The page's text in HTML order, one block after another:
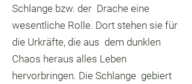
Schlange bzw. der Drache eine
wesentliche Rolle. Dort stehen sie für
die Urkräfte, die aus dem dunklen
Chaos heraus alles Leben
hervorbringen. Die Schlange gebiert